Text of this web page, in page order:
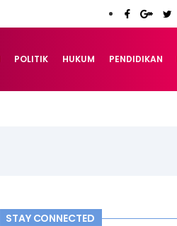
POLITIK HUKUM PENDIDIKAN
STAY CONNECTED